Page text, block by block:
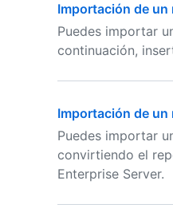
Importación de
Puedes importar
continuación,
Importación de un
Puedes importar
convirtiendo el
Enterprise Server.